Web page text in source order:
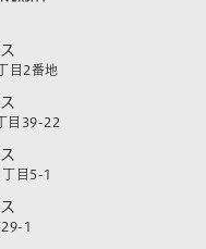
目2番地
目39-22
目5-1
1